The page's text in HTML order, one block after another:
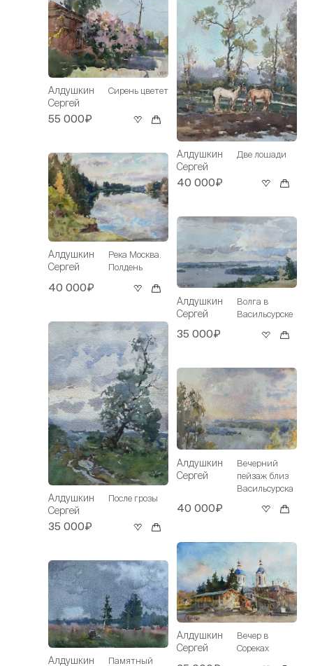
Алдушкин
Сергей
Сирень цветет
55 000₽
Алдушкин
Сергей
Река Москва.
Полдень
40 000₽
Алдушкин
Сергей
После грозы
35 000₽
Алдушкин Памятный
Алдушкин
Сергей
Две лошади
40 000₽
Алдушкин
Сергей
Волга в
Васильсурске
35 000₽
Алдушкин
Сергей
Вечерний
пейзаж близ
Васильсурска
40 000₽
Алдушкин
Сергей
Вечер в
Сореках